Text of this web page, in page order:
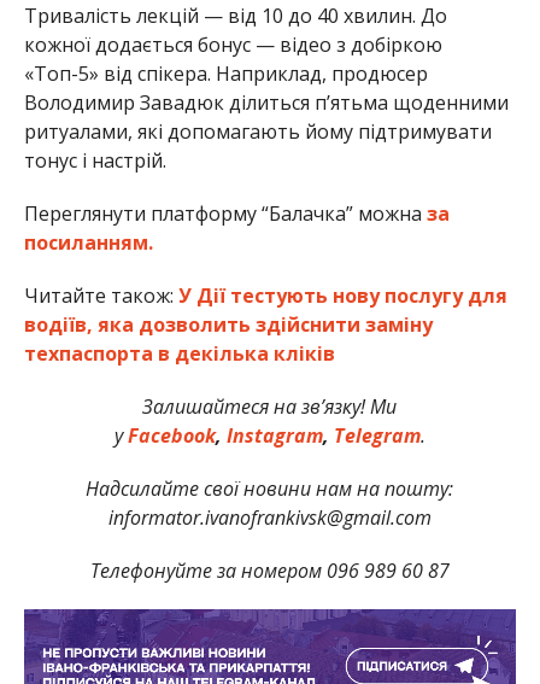
Тривалість лекцій — від 10 до 40 хвилин. До
кожної додається бонус — відео з добіркою
«Топ-5» від спікера. Наприклад, продюсер
Володимир Завадюк ділиться п’ятьма щоденними
ритуалами, які допомагають йому підтримувати
тонус і настрій.
Переглянути платформу “Балачка” можна за
посиланням.
Читайте також: У Дії тестують нову послугу для
водіїв, яка дозволить здійснити заміну
техпаспорта в декілька кліків
Залишайтеся на зв’язку! Ми
уFacebook, Instagram, Telegram.
Надсилайте свої новини нам на пошту:
informator.ivanofrankivsk@gmail.com
Телефонуйте за номером 096 989 60 87